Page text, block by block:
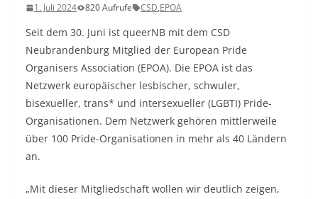
1. Juli 2024 820 Aufrufe CSD,EPOA
Seit dem 30. Juni ist queerNB mit dem CSD
Neubrandenburg Mitglied der European Pride
Organisers Association (EPOA). Die EPOA ist das
Netzwerk europäischer lesbischer, schwuler,
bisexueller, trans* und intersexueller (LGBTI) Pride-
Organisationen. Dem Netzwerk gehören mittlerweile
über 100 Pride-Organisationen in mehr als 40 Ländern
an.
„Mit dieser Mitgliedschaft wollen wir deutlich zeigen,